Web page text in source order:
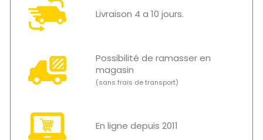
Livraison 4 a 10 jours.
Possibilité de ramasser en
magasin
(sans frais de transport)
En ligne depuis 2011